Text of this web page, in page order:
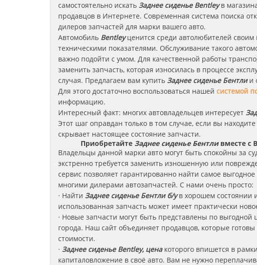
самостоятельно искать Заднее сиденьеBentleyв
продавцов в Интернете. Современная система поиска
дилеров запчастей для марки вашего авто.
Автомобиль Bentley ценится среди автолюбителей
техническими показателями. Обслуживание такого
важно подойти с умом. Для качественной работы
заменить запчасть, которая износилась в процессе
случая. Предлагаем вам купить Заднее сиденьеБентлии
Для этого достаточно воспользоваться нашей системой
информацию.
Интересный факт: многих автовладельцев интересует
Этот шаг оправдан только в том случае, если вы
скрывает настоящее состояние запчасти.
Приобретайте Заднее сиденье Бентливместе с
Владельцы данной марки авто могут быть спокойны за
экстренно требуется заменить изношенную или
сервис позволяет гарантированно найти самое
многими дилерами автозапчастей. С нами очень просто:
· Найти Заднее сиденьеБентлиб/ув хорошем состоянии
использованная запчасть может имеет практически
· Новые запчасти могут быть представлены по
города. Наш сайт объединяет продавцов, которые
стоимости.
· Заднее сиденье Bentley, цена которого впишется в
капиталовложение в своё авто. Вам не нужно